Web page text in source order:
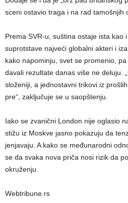
sceni ostavio traga i na rad tamošnjih
Prema SVR-u, suština ostaje ista kao
suprotstave najveći globalni akteri i
kako napominju, svet se promenio,
davali rezultate danas više ne deluju.
složeniji, a jednostavni trikovi iz
pre“, zaključuje se u saopštenju.
Iako se zvanični London nije oglasio
stižu iz Moskve jasno pokazuju da
jenjavaju. A kako se međunarodni
se da svaka nova priča nosi rizik da
okruženju.
Webtribune.rs